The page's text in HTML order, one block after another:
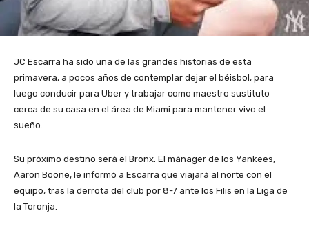
JC Escarra ha sido una de las grandes historias de esta
primavera, a pocos años de contemplar dejar el béisbol, para
luego conducir para Uber y trabajar como maestro sustituto
cerca de su casa en el área de Miami para mantener vivo el
sueño.
Su próximo destino será el Bronx. El mánager de los Yankees,
Aaron Boone, le informó a Escarra que viajará al norte con el
equipo, tras la derrota del club por 8-7 ante los Filis en la Liga de
la Toronja.